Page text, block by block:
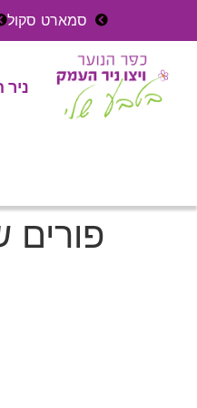
סמארט סקול
פורים